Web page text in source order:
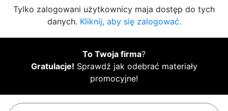
Tylko zalogowani użytkownicy maja dostęp do tych
danych. Kliknij, aby się zalogować.
To Twoja firma?
Gratulacje! Sprawdź jak odebrać materiały
promocyjne!